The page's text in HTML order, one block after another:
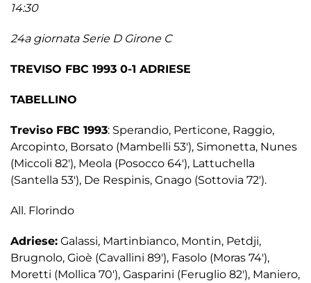
14:30
24a giornata Serie D Girone C
TREVISO FBC 1993 0-1 ADRIESE
TABELLINO
Treviso FBC 1993: Sperandio, Perticone, Raggio,
Arcopinto, Borsato (Mambelli 53′), Simonetta, Nunes
(Miccoli 82′), Meola (Posocco 64′), Lattuchella
(Santella 53′), De Respinis, Gnago (Sottovia 72′).
All. Florindo
Adriese: Galassi, Martinbianco, Montin, Petdji,
Brugnolo, Gioè (Cavallini 89′), Fasolo (Moras 74′),
Moretti (Mollica 70′), Gasparini (Feruglio 82′), Maniero,